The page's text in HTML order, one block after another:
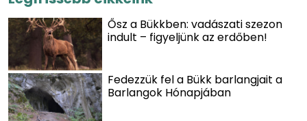
Ősz a Bükkben: vadászati szezon
indult – figyeljünk az erdőben!
Fedezzük fel a Bükk barlangjait a
Barlangok Hónapjában